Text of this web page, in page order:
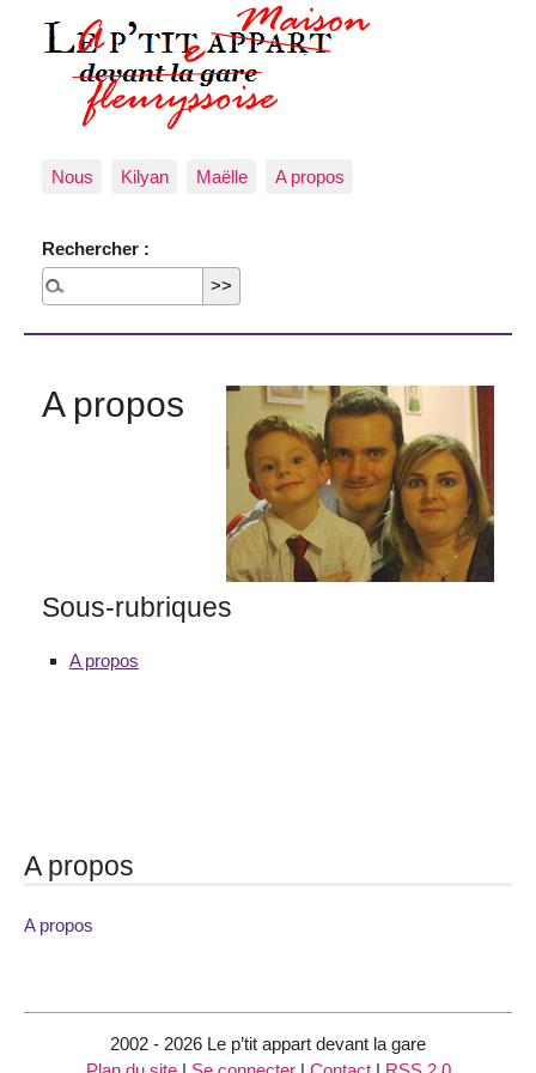
Nous Kilyan Maëlle A propos
Rechercher :
A propos
Sous-rubriques
A propos
A propos
A propos
2002 - 2026 Le p’tit appart devant la gare